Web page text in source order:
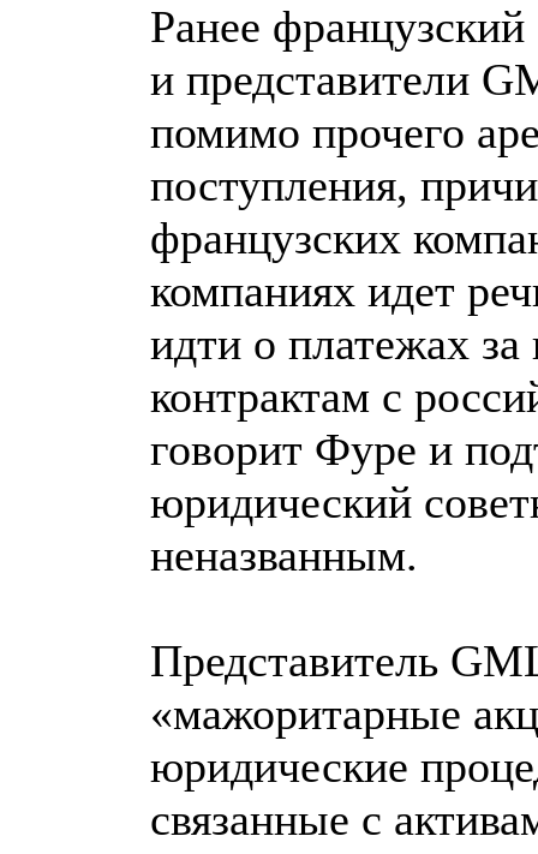
Ранее
и представители
помимо прочего
поступления,
французских
компаниях идет
идти о платежах за
контрактам с
говорит Фуре и
юридический
неназванным.
Представитель
«мажоритарные
юридические
связанные с